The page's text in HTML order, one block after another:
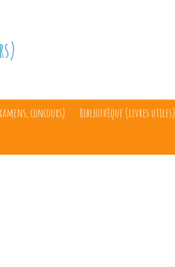
concours)
Bibliothèque (livres utiles)